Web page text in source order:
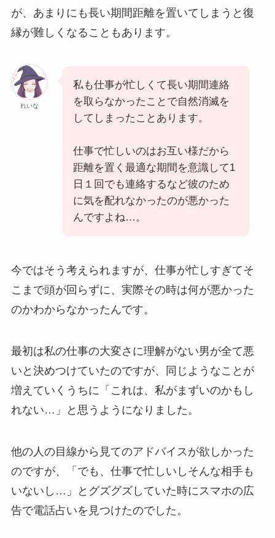
が、あまりにも長い期間距離を置いてしまうと復
縁が難しくなることもあります。
れいな
私も仕事が忙しくて長い期間連絡
を取らなかったことで自然消滅を
してしまったことあります。
仕事で忙しいのはお互い様だから
距離を置く最適な期間を意識して1
日１回でも連絡するなど彼のため
に気を配れなかったのが悪かった
んですよね…。
今ではそう考えられますが、仕事が忙しすぎてそ
こまで頭が回らずに、実際その時は何が悪かった
のかわからなかったんです。
最初は私の仕事の大変さに理解がない男が全て悪
いと決めつけていたのですが、同じようなことが
増えていくうちに「これは、私がまずいのかもし
れない…」と思うようになりました。
他の人の目線から見てのアドバイスが欲しかった
のですが、「でも、仕事で忙しいしそんな相手も
いないし…」とグズグズしていた時にスマホの広
告で電話占いを見つけたのでした。